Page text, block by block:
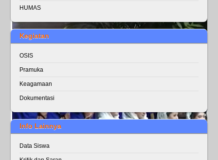
HUMAS
Kegiatan
OSIS
Pramuka
Keagamaan
Dokumentasi
Info Lainnya
Data Siswa